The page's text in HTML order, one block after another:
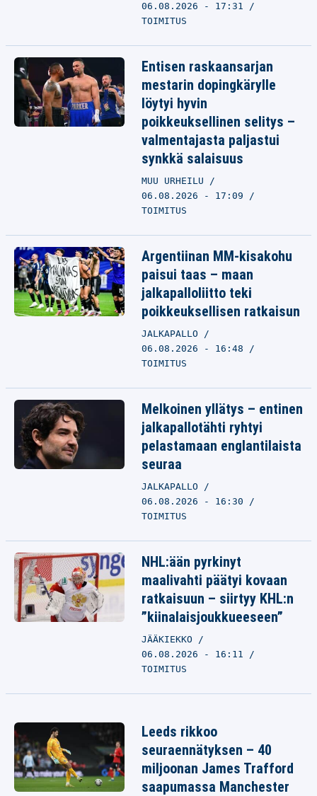
06.08.2026 - 17:31
TOIMITUS
Entisen raskaansarjan
mestarin dopingkärylle
löytyi hyvin
poikkeuksellinen selitys –
valmentajasta paljastui
synkkä salaisuus
MUU URHEILU
06.08.2026 - 17:09
TOIMITUS
Argentiinan MM-kisakohu
paisui taas – maan
jalkapalloliitto teki
poikkeuksellisen ratkaisun
JALKAPALLO
06.08.2026 - 16:48
TOIMITUS
Melkoinen yllätys – entinen
jalkapallotähti ryhtyi
pelastamaan englantilaista
seuraa
JALKAPALLO
06.08.2026 - 16:30
TOIMITUS
NHL:ään pyrkinyt
maalivahti päätyi kovaan
ratkaisuun – siirtyy KHL:n
”kiinalaisjoukkueeseen”
JÄÄKIEKKO
06.08.2026 - 16:11
TOIMITUS
Leeds rikkoo
seuraennätyksen – 40
miljoonan James Trafford
saapumassa Manchester